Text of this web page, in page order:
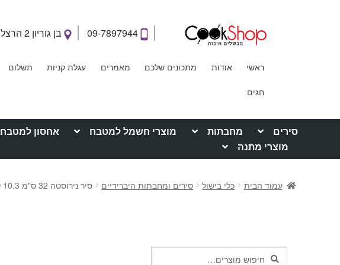
09-7897944 בן גוריון 2 הרצליה
ראשי אודות מתכונים שלכם מאמרים עגלת קניות תשלום
חגים
סירים מחבתות מוצרי חשמל למטבח אחסון למטבח
מוצרי מתנה
עמוד הבית כלי בישול סירים ומחבתות היברידיים סיר נירוסטה 32 ס"מ 10.3 ליטר Food appeal Hybrid Pan
חיפושחיפוש